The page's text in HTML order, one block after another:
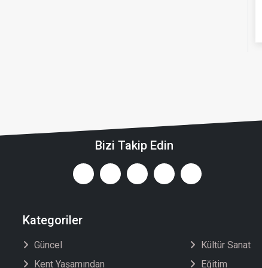
Bizi Takip Edin
Kategoriler
Güncel
Kent Yaşamından
Kültür Sanat
Eğitim